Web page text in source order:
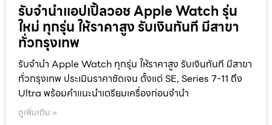
รับจำนำแอปเปิ้ลวอช Apple Watch รุ่น
ใหม่ ทุกรุ่น ให้ราคาสูง รับเงินทันที มีสาขา
ทั่วกรุงเทพ
รับจำนำ Apple Watch ทุกรุ่น ให้ราคาสูง รับเงินทันที มีสาขา
ทั่วกรุงเทพ ประเมินราคาชัดเจน ตั้งแต่ SE, Series 7-11 ถึง
Ultra พร้อมคำแนะนำเตรียมเครื่องก่อนจำนำ
ดูเพิ่มเติม »